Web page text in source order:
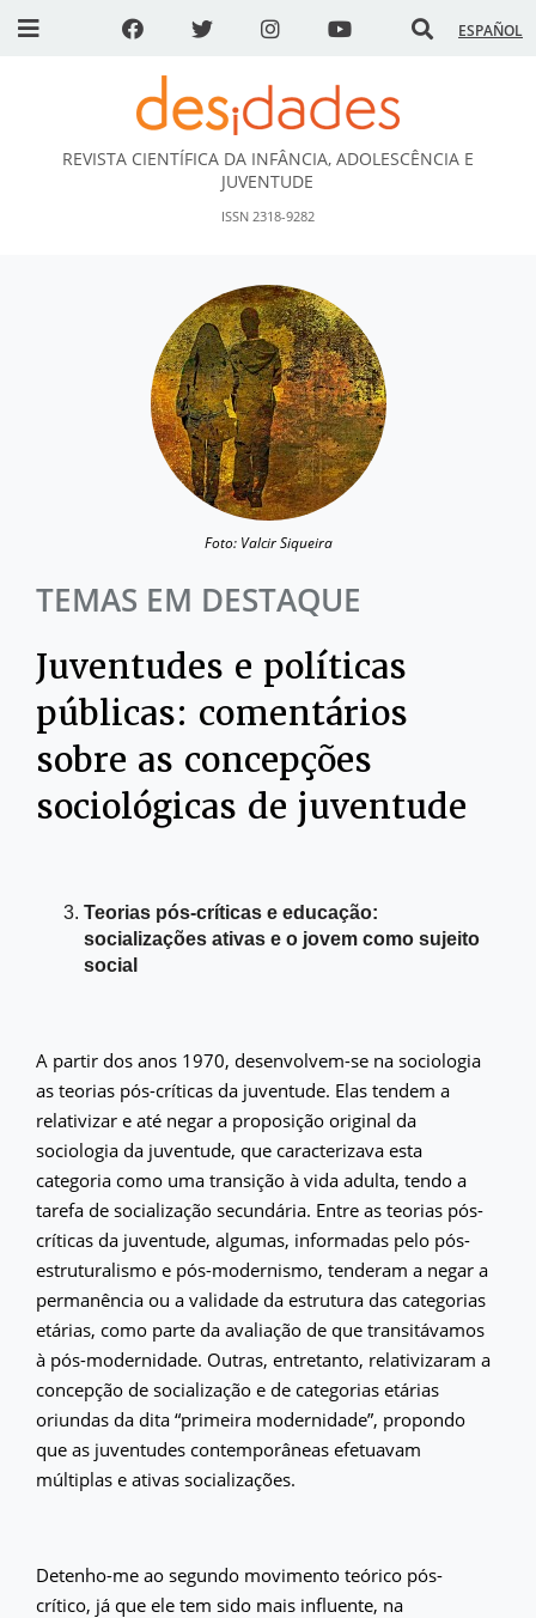
ESPAÑOL
DESidades
REVISTA CIENTÍFICA DA INFÂNCIA, ADOLESCÊNCIA E
JUVENTUDE
ISSN 2318-9282
Foto: Valcir Siqueira
TEMAS EM DESTAQUE
Juventudes e políticas
públicas: comentários
sobre as concepções
sociológicas de juventude
Teorias pós-críticas e educação:
socializações ativas e o jovem como sujeito
social
A partir dos anos 1970, desenvolvem-se na sociologia
as teorias pós-críticas da juventude. Elas tendem a
relativizar e até negar a proposição original da
sociologia da juventude, que caracterizava esta
categoria como uma transição à vida adulta, tendo a
tarefa de socialização secundária. Entre as teorias pós-
críticas da juventude, algumas, informadas pelo pós-
estruturalismo e pós-modernismo, tenderam a negar a
permanência ou a validade da estrutura das categorias
etárias, como parte da avaliação de que transitávamos
à pós-modernidade. Outras, entretanto, relativizaram a
concepção de socialização e de categorias etárias
oriundas da dita “primeira modernidade”, propondo
que as juventudes contemporâneas efetuavam
múltiplas e ativas socializações.
Detenho-me ao segundo movimento teórico pós-
crítico, já que ele tem sido mais influente, na